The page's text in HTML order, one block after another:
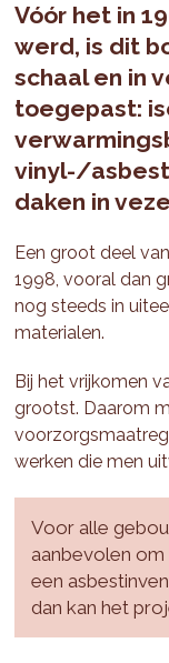
Vóór het in
werd, is dit
schaal en in
toegepast:
vinyl-/
daken in
Een groot deel
1998, vooral dan
nog steeds in
materialen.
Bij het vrijkomen
grootst. Daarom
werken die men
Voor alle
aanbevolen
een
dan kan het